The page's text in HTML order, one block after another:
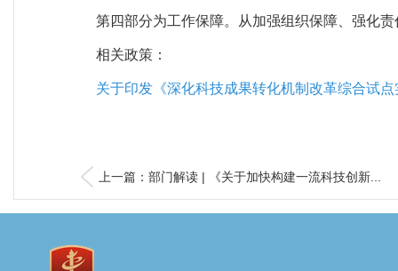
第四部分为工作保障。从加强组织保障、强化
相关政策：
关于印发《深化科技成果转化机制改革综合试
上一篇：部门解读 | 《关于加快构建一流科技创新...